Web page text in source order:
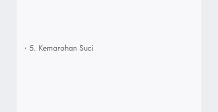
• 5. Kemarahan Suci